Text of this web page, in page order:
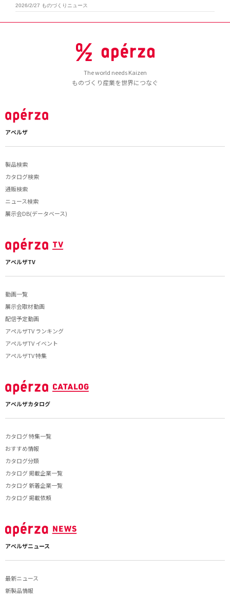
2026/2/27 ものづくりニュース
The world needs Kaizen
ものづくり産業を世界につなぐ
アペルザ
製品検索
カタログ検索
通販検索
ニュース検索
展示会DB(データベース)
アペルザTV
動画一覧
展示会取材動画
配信予定動画
アペルザTV ランキング
アペルザTV イベント
アペルザTV 特集
アペルザカタログ
カタログ 特集一覧
おすすめ情報
カタログ分類
カタログ 掲載企業一覧
カタログ 新着企業一覧
カタログ 掲載依頼
アペルザニュース
最新ニュース
新製品情報